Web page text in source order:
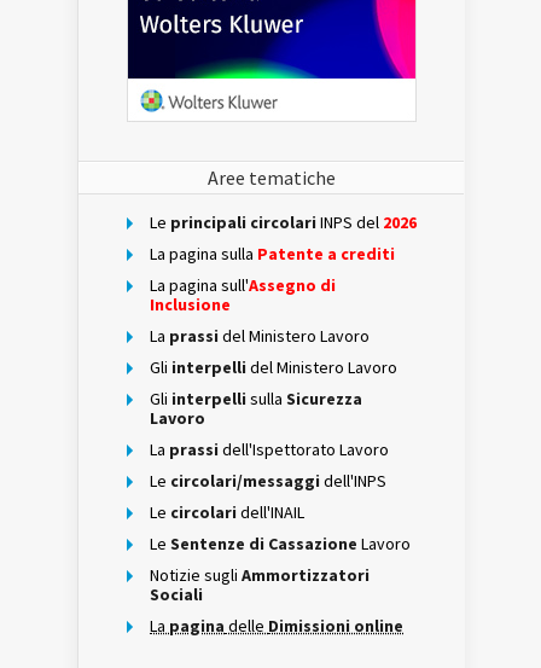
Aree tematiche
Le principali circolari INPS del 2026
La pagina sulla Patente a crediti
La pagina sull'Assegno di
Inclusione
La prassi del Ministero Lavoro
Gli interpelli del Ministero Lavoro
Gli interpelli sulla Sicurezza
Lavoro
La prassi dell'Ispettorato Lavoro
Le circolari/messaggi dell'INPS
Le circolari dell'INAIL
Le Sentenze di Cassazione Lavoro
Notizie sugli Ammortizzatori
Sociali
La pagina delle Dimissioni online